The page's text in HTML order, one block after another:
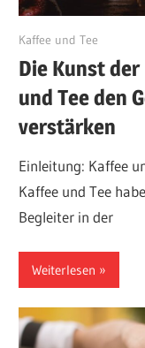
Dezember 17, 2024
Kaffee und Tee
Die Kunst
und Tee den
verstärken
Einleitung: Kaffee
Kaffee und Tee
Begleiter in der
Weiterlesen